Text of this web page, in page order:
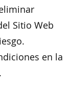
Sitio Web
en la